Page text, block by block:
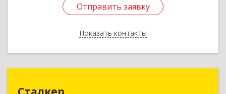
Отправить заявку
Показать контакты
Отправить заявку
Назад